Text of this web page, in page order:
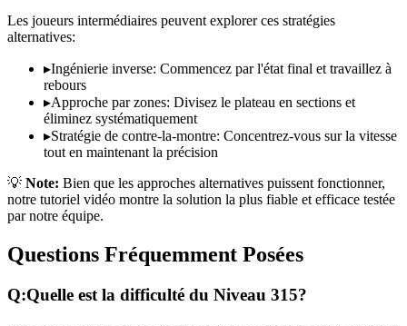
Les joueurs intermédiaires peuvent explorer ces stratégies
alternatives:
▸Ingénierie inverse: Commencez par l'état final et travaillez à
rebours
▸Approche par zones: Divisez le plateau en sections et
éliminez systématiquement
▸Stratégie de contre-la-montre: Concentrez-vous sur la vitesse
tout en maintenant la précision
💡 Note: Bien que les approches alternatives puissent fonctionner,
notre tutoriel vidéo montre la solution la plus fiable et efficace testée
par notre équipe.
Questions Fréquemment Posées
Q:Quelle est la difficulté du Niveau 315?